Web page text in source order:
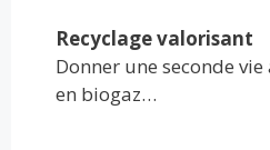
Recyclage valorisant
Donner une seconde
en biogaz…